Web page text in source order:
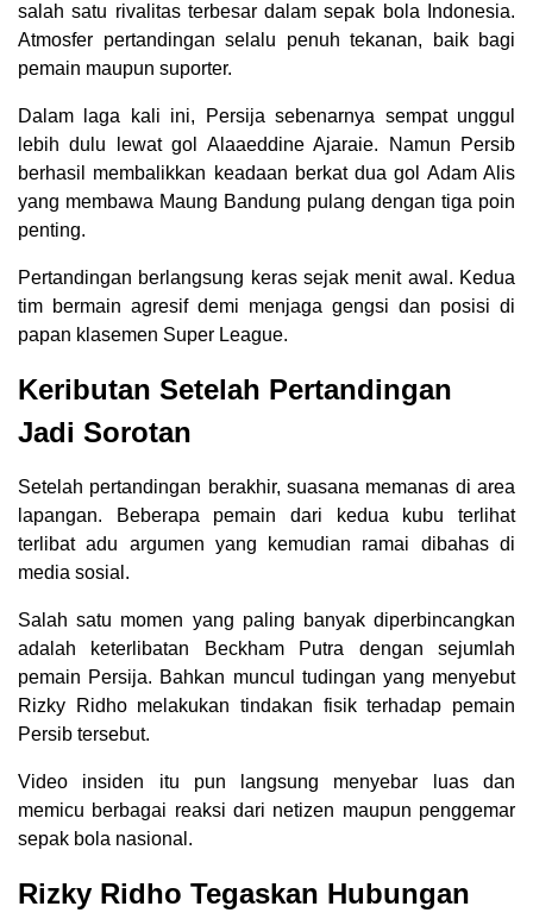
salah satu rivalitas terbesar dalam sepak bola Indonesia.
Atmosfer pertandingan selalu penuh tekanan, baik bagi
pemain maupun suporter.
Dalam laga kali ini, Persija sebenarnya sempat unggul
lebih dulu lewat gol Alaaeddine Ajaraie. Namun Persib
berhasil membalikkan keadaan berkat dua gol Adam Alis
yang membawa Maung Bandung pulang dengan tiga poin
penting.
Pertandingan berlangsung keras sejak menit awal. Kedua
tim bermain agresif demi menjaga gengsi dan posisi di
papan klasemen Super League.
Keributan Setelah Pertandingan
Jadi Sorotan
Setelah pertandingan berakhir, suasana memanas di area
lapangan. Beberapa pemain dari kedua kubu terlihat
terlibat adu argumen yang kemudian ramai dibahas di
media sosial.
Salah satu momen yang paling banyak diperbincangkan
adalah keterlibatan Beckham Putra dengan sejumlah
pemain Persija. Bahkan muncul tudingan yang menyebut
Rizky Ridho melakukan tindakan fisik terhadap pemain
Persib tersebut.
Video insiden itu pun langsung menyebar luas dan
memicu berbagai reaksi dari netizen maupun penggemar
sepak bola nasional.
Rizky Ridho Tegaskan Hubungan